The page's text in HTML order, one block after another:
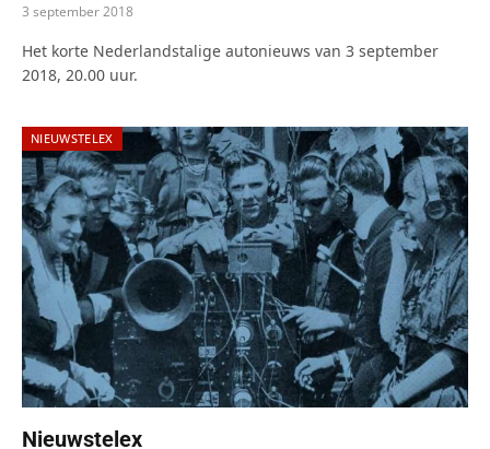
3 september 2018
Het korte Nederlandstalige autonieuws van 3 september
2018, 20.00 uur.
NIEUWSTELEX
Nieuwstelex